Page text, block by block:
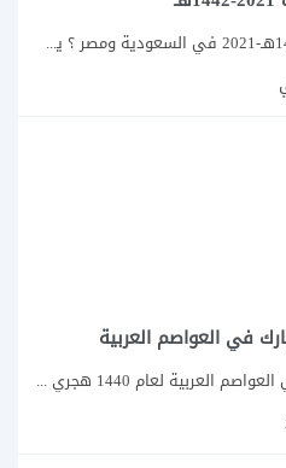
متى موعد عيد الفطر المبارك 1442هـ-2021 في السعودية ومصر ؟ يسارع شهر رمضان الكريم خطاه...
في العواصم العربية
موعد صلاة عيد الأضحى 2019 في العواصم العربية لعام 1440 هجري كل عام وأنتم بخير...